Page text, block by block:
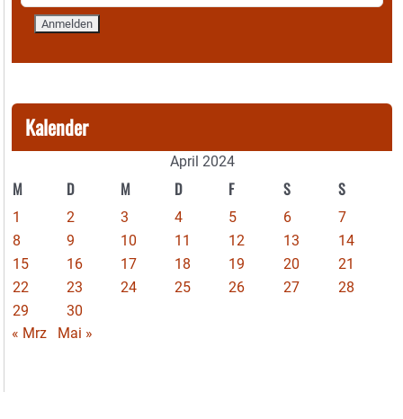
Kalender
April 2024
M D M D F S S
1 2 3 4 5 6
7
8
9 10 11 12 13
14
15
16 17 18 19 20
21
22
23 24 25 26 27
28
29
30
« Mrz
Mai »